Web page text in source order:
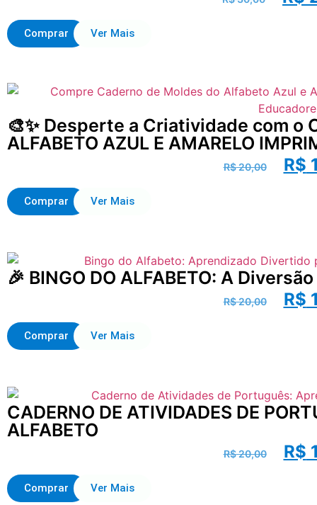
Comprar Ver Mais
🎨✨ Desperte a Criatividade com o
ALFABETO AZUL E AMARELO
R$20,00 R$
Comprar Ver Mais
🎉 BINGO DO ALFABETO: A
R$20,00 R$
Comprar Ver Mais
CADERNO DE ATIVIDADES DE
ALFABETO
R$20,00 R$
Comprar Ver Mais